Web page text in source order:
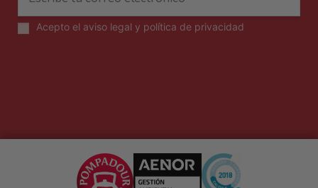
Acepto el aviso legal y política de privacidad